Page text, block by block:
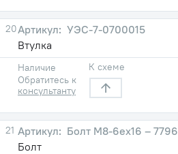
20
УЭС-7-0700015
Втулка
Наличие
Обратитесь к
консультанту
К схеме
21
Болт М8-6eх16 – 7796
Болт